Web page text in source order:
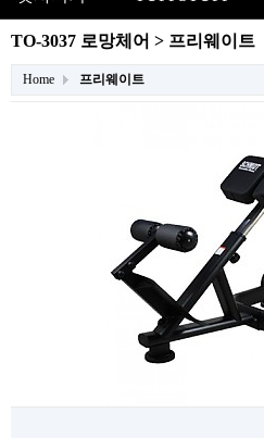
TO-3037 로망체어 > 프리웨이트
Home 프리웨이트